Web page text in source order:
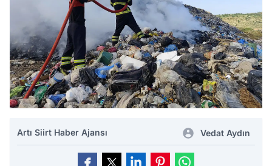
Artı Siirt Haber Ajansı Vedat Aydın